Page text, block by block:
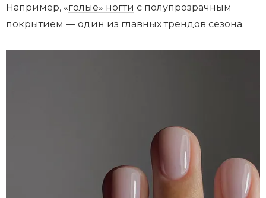
Например, «голые» ногти с полупрозрачным
покрытием — один из главных трендов сезона.